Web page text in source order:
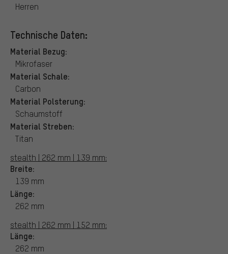
Herren
Technische Daten:
Material Bezug:
Mikrofaser
Material Schale:
Carbon
Material Polsterung:
Schaumstoff
Material Streben:
Titan
stealth | 262 mm | 139 mm:
Breite:
139 mm
Länge:
262 mm
stealth | 262 mm | 152 mm:
Länge:
262 mm